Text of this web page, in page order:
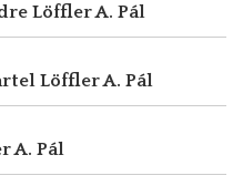
Löffler A. Pál
Löffler A. Pál
A. Pál